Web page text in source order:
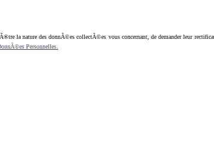
nature des donnÃ©es collectÃ©es vous concernant, de demander leur
Personnelles.